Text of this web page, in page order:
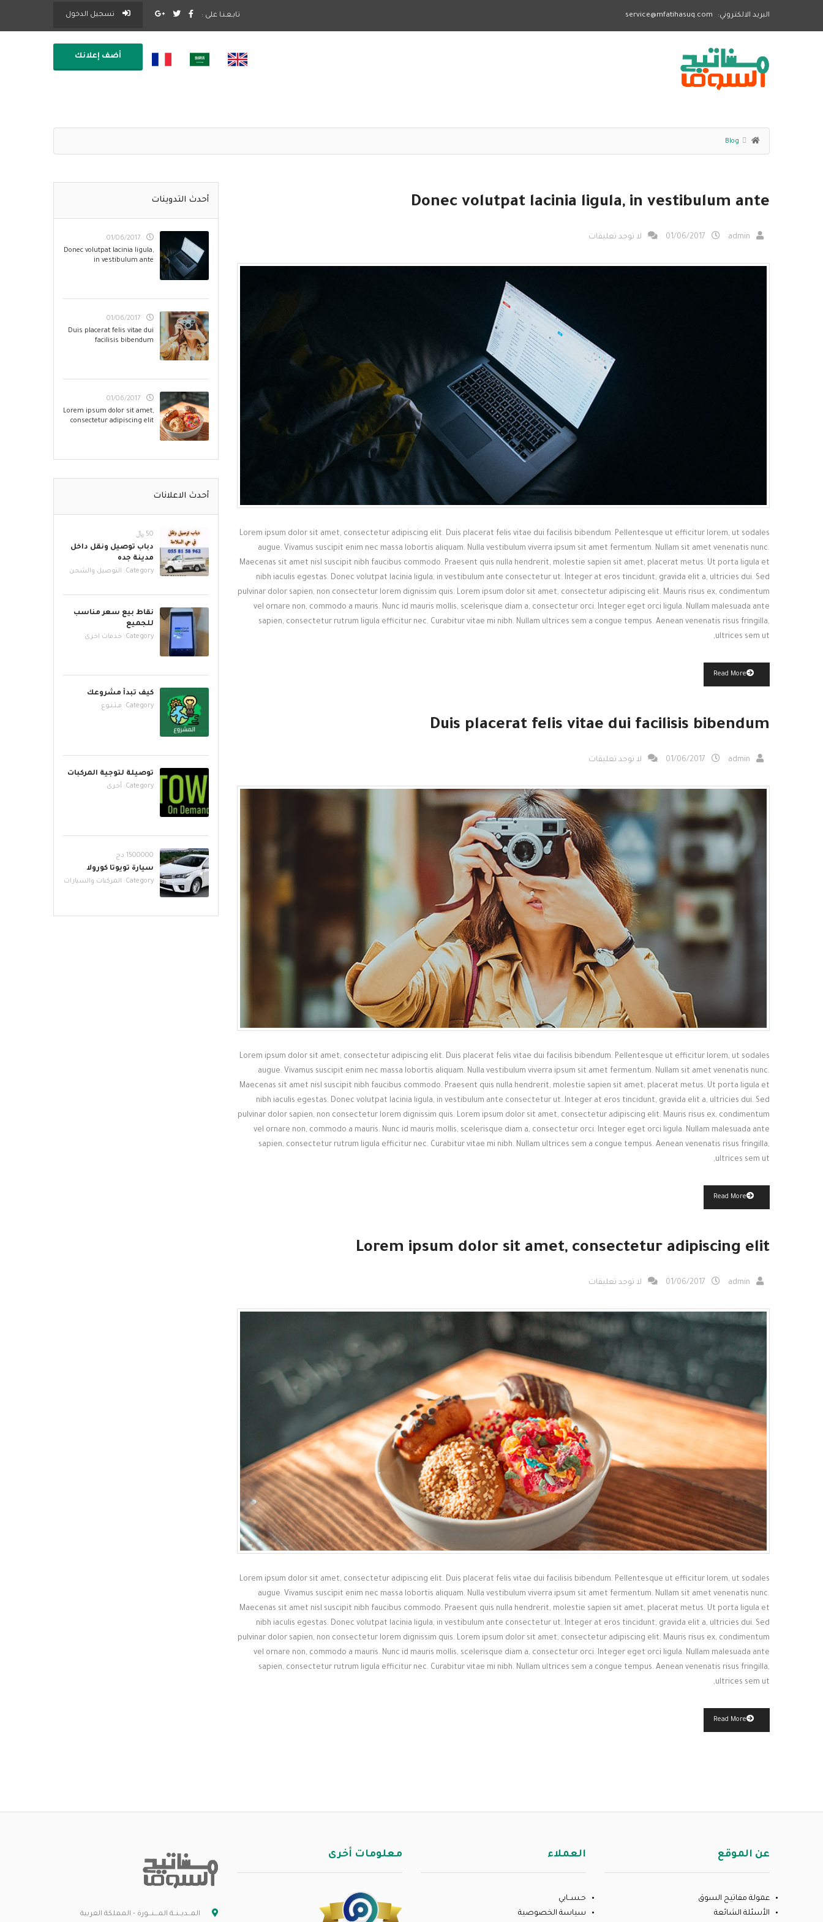
البريد الالكتروني: service@mfatihasuq.com تسجيل الدخول تابـعـنـا على :
أضف إعلانك
Blog
Donec volutpat lacinia ligula, in vestibulum ante
admin
01/06/2017 لا توجد تعليقات
Lorem ipsum dolor sit amet, consectetur adipiscing elit. Duis placerat felis vitae dui facilisis bibendum. Pellentesque ut efficitur lorem, ut sodales
augue. Vivamus suscipit enim nec massa lobortis aliquam. Nulla vestibulum viverra ipsum sit amet fermentum. Nullam sit amet venenatis nunc.
Maecenas sit amet nisl suscipit nibh faucibus commodo. Praesent quis nulla hendrerit, molestie sapien sit amet, placerat metus. Ut porta ligula et
nibh iaculis egestas. Donec volutpat lacinia ligula, in vestibulum ante consectetur ut. Integer at eros tincidunt, gravida elit a, ultricies dui. Sed
pulvinar dolor sapien, non consectetur lorem dignissim quis. Lorem ipsum dolor sit amet, consectetur adipiscing elit. Mauris risus ex, condimentum
vel ornare non, commodo a mauris. Nunc id mauris mollis, scelerisque diam a, consectetur orci. Integer eget orci ligula. Nullam malesuada ante
sapien, consectetur rutrum ligula efficitur nec. Curabitur vitae mi nibh. Nullam ultrices sem a congue tempus. Aenean venenatis risus fringilla,
ultrices sem ut,
Read More
Duis placerat felis vitae dui facilisis bibendum
admin
01/06/2017 لا توجد تعليقات
Lorem ipsum dolor sit amet, consectetur adipiscing elit. Duis placerat felis vitae dui facilisis bibendum. Pellentesque ut efficitur lorem, ut sodales
augue. Vivamus suscipit enim nec massa lobortis aliquam. Nulla vestibulum viverra ipsum sit amet fermentum. Nullam sit amet venenatis nunc.
Maecenas sit amet nisl suscipit nibh faucibus commodo. Praesent quis nulla hendrerit, molestie sapien sit amet, placerat metus. Ut porta ligula et
nibh iaculis egestas. Donec volutpat lacinia ligula, in vestibulum ante consectetur ut. Integer at eros tincidunt, gravida elit a, ultricies dui. Sed
pulvinar dolor sapien, non consectetur lorem dignissim quis. Lorem ipsum dolor sit amet, consectetur adipiscing elit. Mauris risus ex, condimentum
vel ornare non, commodo a mauris. Nunc id mauris mollis, scelerisque diam a, consectetur orci. Integer eget orci ligula. Nullam malesuada ante
sapien, consectetur rutrum ligula efficitur nec. Curabitur vitae mi nibh. Nullam ultrices sem a congue tempus. Aenean venenatis risus fringilla,
ultrices sem ut,
Read More
Lorem ipsum dolor sit amet, consectetur adipiscing elit
admin
01/06/2017 لا توجد تعليقات
Lorem ipsum dolor sit amet, consectetur adipiscing elit. Duis placerat felis vitae dui facilisis bibendum. Pellentesque ut efficitur lorem, ut sodales
augue. Vivamus suscipit enim nec massa lobortis aliquam. Nulla vestibulum viverra ipsum sit amet fermentum. Nullam sit amet venenatis nunc.
Maecenas sit amet nisl suscipit nibh faucibus commodo. Praesent quis nulla hendrerit, molestie sapien sit amet, placerat metus. Ut porta ligula et
nibh iaculis egestas. Donec volutpat lacinia ligula, in vestibulum ante consectetur ut. Integer at eros tincidunt, gravida elit a, ultricies dui. Sed
pulvinar dolor sapien, non consectetur lorem dignissim quis. Lorem ipsum dolor sit amet, consectetur adipiscing elit. Mauris risus ex, condimentum
vel ornare non, commodo a mauris. Nunc id mauris mollis, scelerisque diam a, consectetur orci. Integer eget orci ligula. Nullam malesuada ante
sapien, consectetur rutrum ligula efficitur nec. Curabitur vitae mi nibh. Nullam ultrices sem a congue tempus. Aenean venenatis risus fringilla,
ultrices sem ut,
Read More
أحدث التدوينات
01/06/2017
Donec volutpat lacinia ligula,
in vestibulum ante
01/06/2017
Duis placerat felis vitae dui
facilisis bibendum
01/06/2017
Lorem ipsum dolor sit amet,
consectetur adipiscing elit
أحدث الاعلانات
50 ﷼
دباب توصيل ونقل داخل
مدينة جده
Category: التوصيل والشحن
نقاط بيع سعر مناسب
للجميع
Category: خدمات اخرى
كيف تبدأ مشروعك
Category: مــتــنــوع
توصيلة لتوجية المركبات
Category: أخرى
1500000 دج
سيارة تويوتا كورولا
Category: المركبات والسيارات
عن الموقع
عمولة مفاتيح السوق
الأسئلة الشائعة
العملاء
حـســابي
سياسة الخصوصية
معلومات أخرى
المــديــنــة المـــنـــورة - المملكة العربية